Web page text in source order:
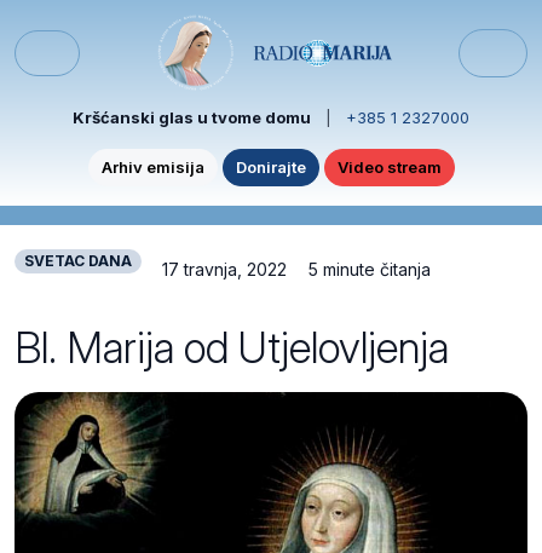
Menu
Kršćanski glas u tvome domu +385 1 2327000
Arhiv emisija Donirajte Video stream
SVETAC DANA 17 travnja, 2022 5 minute čitanja
Bl. Marija od Utjelovljenja